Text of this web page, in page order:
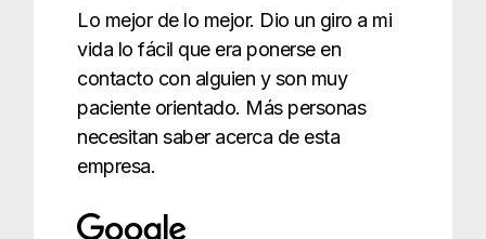
Lo mejor de lo mejor. Dio un giro a mi
vida lo fácil que era ponerse en
contacto con alguien y son muy
paciente orientado. Más personas
necesitan saber acerca de esta
empresa.